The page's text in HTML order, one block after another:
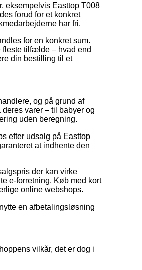
eksempelvis Easttop T008
forud for et konkret
har fri.
for en konkret sum.
fleste tilfælde – hvad end
din bestilling til et
og på grund af
varer – til babyer og
uden beregning.
efter udsalg på Easttop
at indhente den
der kan virke
e-forretning. Køb med kort
online webshops.
en afbetalingsløsning
vilkår, det er dog i